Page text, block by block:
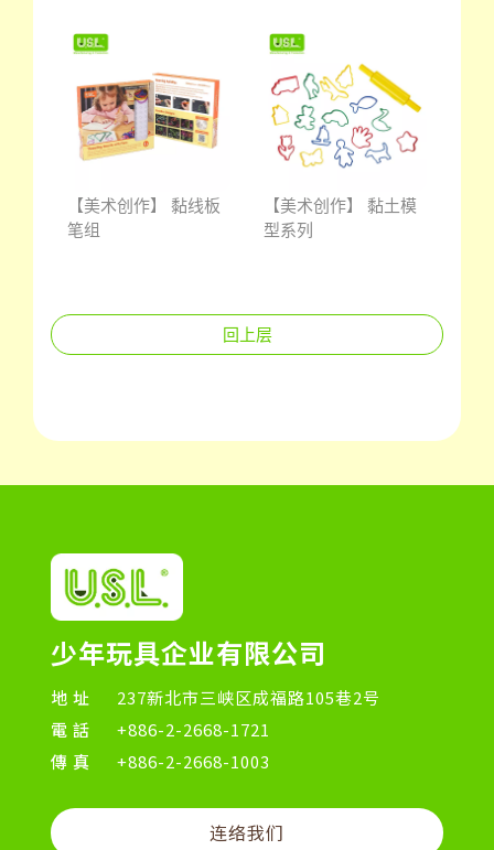
【美术创作】 黏线板
笔组
【美术创作】 黏土模
型系列
回上层
少年玩具企业有限公司
地址
237新北市三峡区成福路105巷2号
電話
+886-2-2668-1721
傳真
+886-2-2668-1003
连络我们